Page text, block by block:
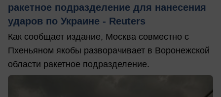
ракетное подразделение для нанесения
ударов по Украине - Reuters
Как сообщает издание, Москва совместно с
Пхеньяном якобы разворачивает в Воронежской
области ракетное подразделение.